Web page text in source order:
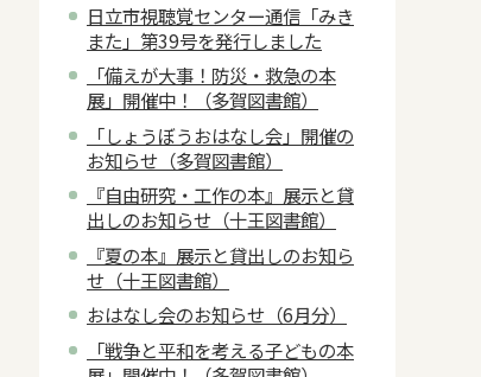
日立市視聴覚センター通信「みき
また」第39号を発行しました
「備えが大事！防災・救急の本
展」開催中！（多賀図書館）
「しょうぼうおはなし会」開催の
お知らせ（多賀図書館）
『自由研究・工作の本』展示と貸
出しのお知らせ（十王図書館）
『夏の本』展示と貸出しのお知ら
せ（十王図書館）
おはなし会のお知らせ（6月分）
「戦争と平和を考える子どもの本